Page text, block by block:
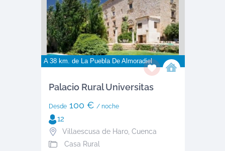
A 38 km. de La Puebla De Almoradiel
Palacio Rural Universitas
Desde100 € / noche
12
Villaescusa de Haro, Cuenca
Casa Rural